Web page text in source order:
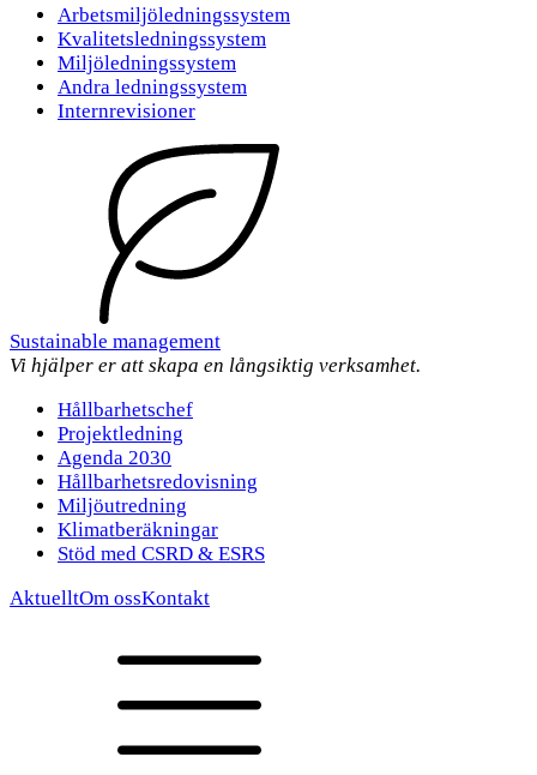
Arbetsmiljöledningssystem
Kvalitetsledningssystem
Miljöledningssystem
Andra ledningssystem
Internrevisioner
Sustainable management
Vi hjälper er att skapa en långsiktig verksamhet.
Hållbarhetschef
Projektledning
Agenda 2030
Hållbarhetsredovisning
Miljöutredning
Klimatberäkningar
Stöd med CSRD & ESRS
AktuelltOm ossKontakt